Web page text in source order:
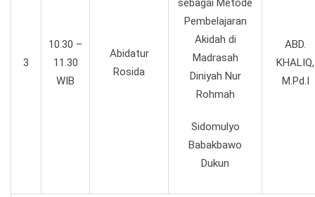
3
10.30 –
11.30
WIB
Abidatur
Rosida
sebagai Metode
Pembelajaran
Akidah di
Madrasah
Diniyah Nur
Rohmah
Sidomulyo
Babakbawo
Dukun
ABD.
KHALIQ,
M.Pd.I